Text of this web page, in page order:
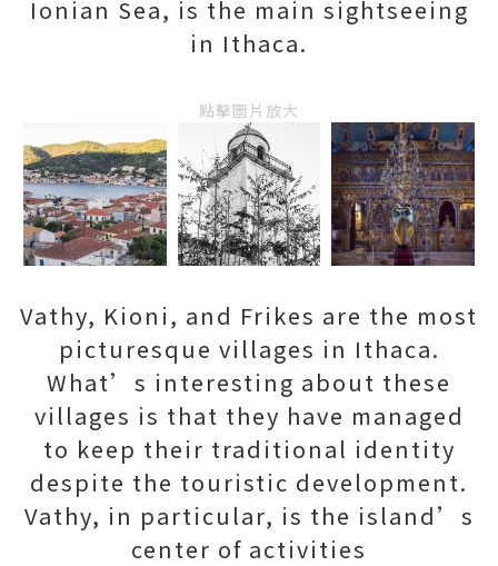
Ionian Sea, is the main sightseeing
in Ithaca.
點擊圖片放大
Vathy, Kioni, and Frikes are the most
picturesque villages in Ithaca.
What’s interesting about these
villages is that they have managed
to keep their traditional identity
despite the touristic development.
Vathy, in particular, is the island’s
center of activities